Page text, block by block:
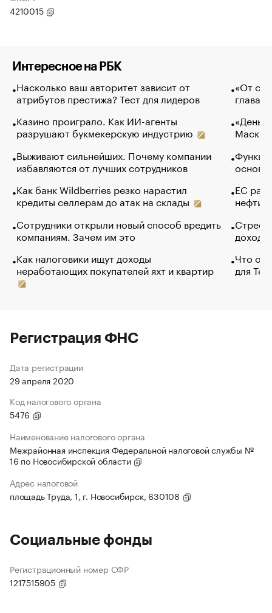
4210015
Интересное на РБК
Насколько ваш авторитет зависит от
атрибутов престижа? Тест для лидеров
Казино проиграло. Как ИИ-агенты
разрушают букмекерскую индустрию
Выживают сильнейших. Почему компании
избавляются от лучших сотрудников
Как банк Wildberries резко нарастил
кредиты селлерам до атак на склады
Сотрудники открыли новый способ вредить
компаниям. Зачем им это
Как налоговики ищут доходы
неработающих покупателей яхт и квартир
«От
глава
Маск в
основ
ЕС
нефти
Что
для
Регистрация ФНС
Дата регистрации
29 апреля 2020
Код налогового органа
5476
Наименование налогового органа
Межрайонная инспекция Федеральной налоговой службы №
16 по Новосибирской области
Адрес налоговой
площадь Труда, 1, г. Новосибирск, 630108
Социальные фонды
Регистрационный номер СФР
1217515905